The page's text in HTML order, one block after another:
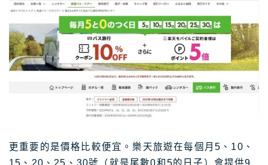
更重要的是價格比較便宜。樂天旅遊在每個月5、10、